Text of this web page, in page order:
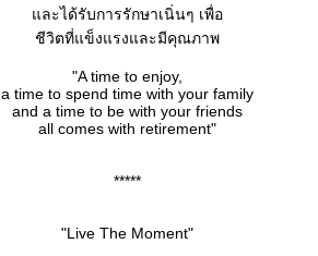
ละได้รับการรักษาเนิ่นๆ เพื่อ
ชีวิตที่แข็งแรงและมีคุณภาพ
"A time to enjoy,
a time to spend time with your family
and a time to be with your friends
all comes with retirement"
*****
"Live The Moment"